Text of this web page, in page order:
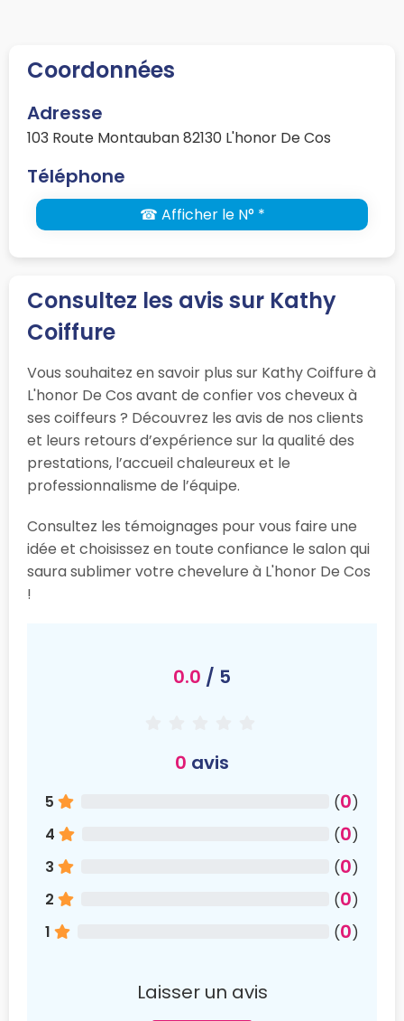
Coordonnées
Adresse
103 Route Montauban 82130 L'honor De Cos
Téléphone
☎ Afficher le N° *
Consultez les avis sur Kathy
Coiffure
Vous souhaitez en savoir plus sur Kathy Coiffure à
L'honor De Cos avant de confier vos cheveux à
ses coiffeurs ? Découvrez les avis de nos clients
et leurs retours d’expérience sur la qualité des
prestations, l’accueil chaleureux et le
professionnalisme de l’équipe.
Consultez les témoignages pour vous faire une
idée et choisissez en toute confiance le salon qui
saura sublimer votre chevelure à L'honor De Cos
!
0.0 / 5
0 avis
5 (0)
4
(0)
3
(0)
2
(0)
1
(0)
Laisser un avis